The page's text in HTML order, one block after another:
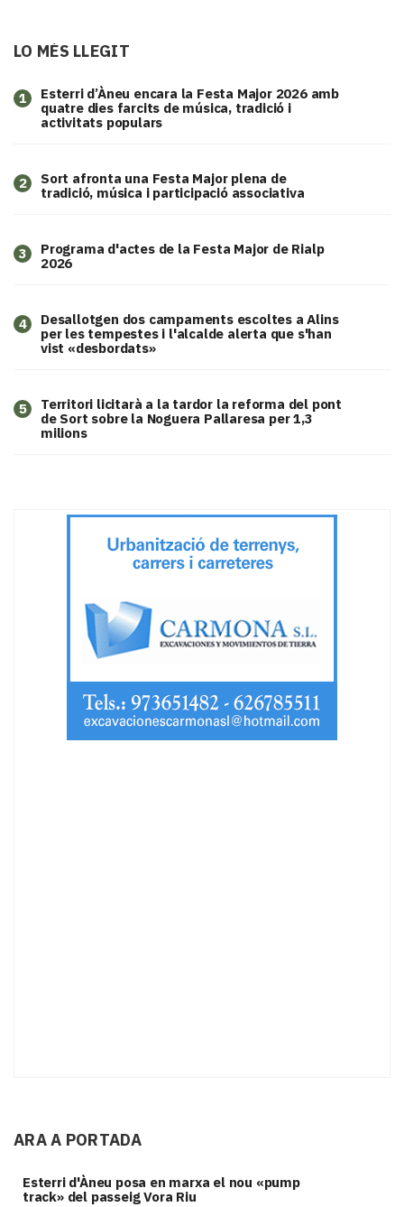
LO MÉS LLEGIT
1
Esterri d’Àneu encara la Festa Major 2026 amb
quatre dies farcits de música, tradició i
activitats populars
2
Sort afronta una Festa Major plena de
tradició, música i participació associativa
3
Programa d'actes de la Festa Major de Rialp
2026
4
​Desallotgen dos campaments escoltes a Alins
per les tempestes i l'alcalde alerta que s'han
vist «desbordats»
5
Territori licitarà a la tardor la reforma del pont
de Sort sobre la Noguera Pallaresa per 1,3
milions
ARA A PORTADA
Esterri d'Àneu posa en marxa el nou «pump
track» del passeig Vora Riu